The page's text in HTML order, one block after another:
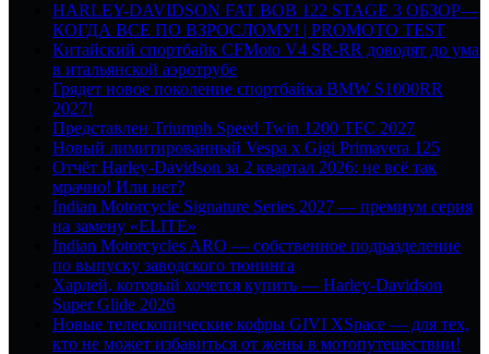
HARLEY-DAVIDSON FAT BOB 122 STAGE 3 ОБЗОР—
КОГДА ВСЕ ПО ВЗРОСЛОМУ! | PROMOTO TEST
Китайский спортбайк CFMoto V4 SR-RR доводят до ума
в итальянской аэротрубе
Грядет новое поколение спортбайка BMW S1000RR
2027!
Представлен Triumph Speed Twin 1200 TFC 2027
Новый лимитированный Vespa x Gigi Primavera 125
Отчёт Harley-Davidson за 2 квартал 2026: не всё так
мрачно! Или нет?
Indian Motorcycle Signature Series 2027 — премиум серия
на замену «ELITE»
Indian Motorcycles ARO — собственное подразделение
по выпуску заводского тюнинга
Харлей, который хочется купить — Harley-Davidson
Super Glide 2026
Новые телескопические кофры GIVI XSpace — для тех,
кто не может избавиться от жены в мотопутешествии!